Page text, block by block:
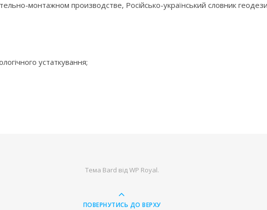
монтажном производстве, Російсько-український словник
устаткування;
Тема Bard відWP Royal.
ПОВЕРНУТИСЬ ДО ВЕРХУ